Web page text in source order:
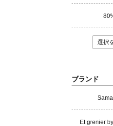
選択
ブランド
Et grenier